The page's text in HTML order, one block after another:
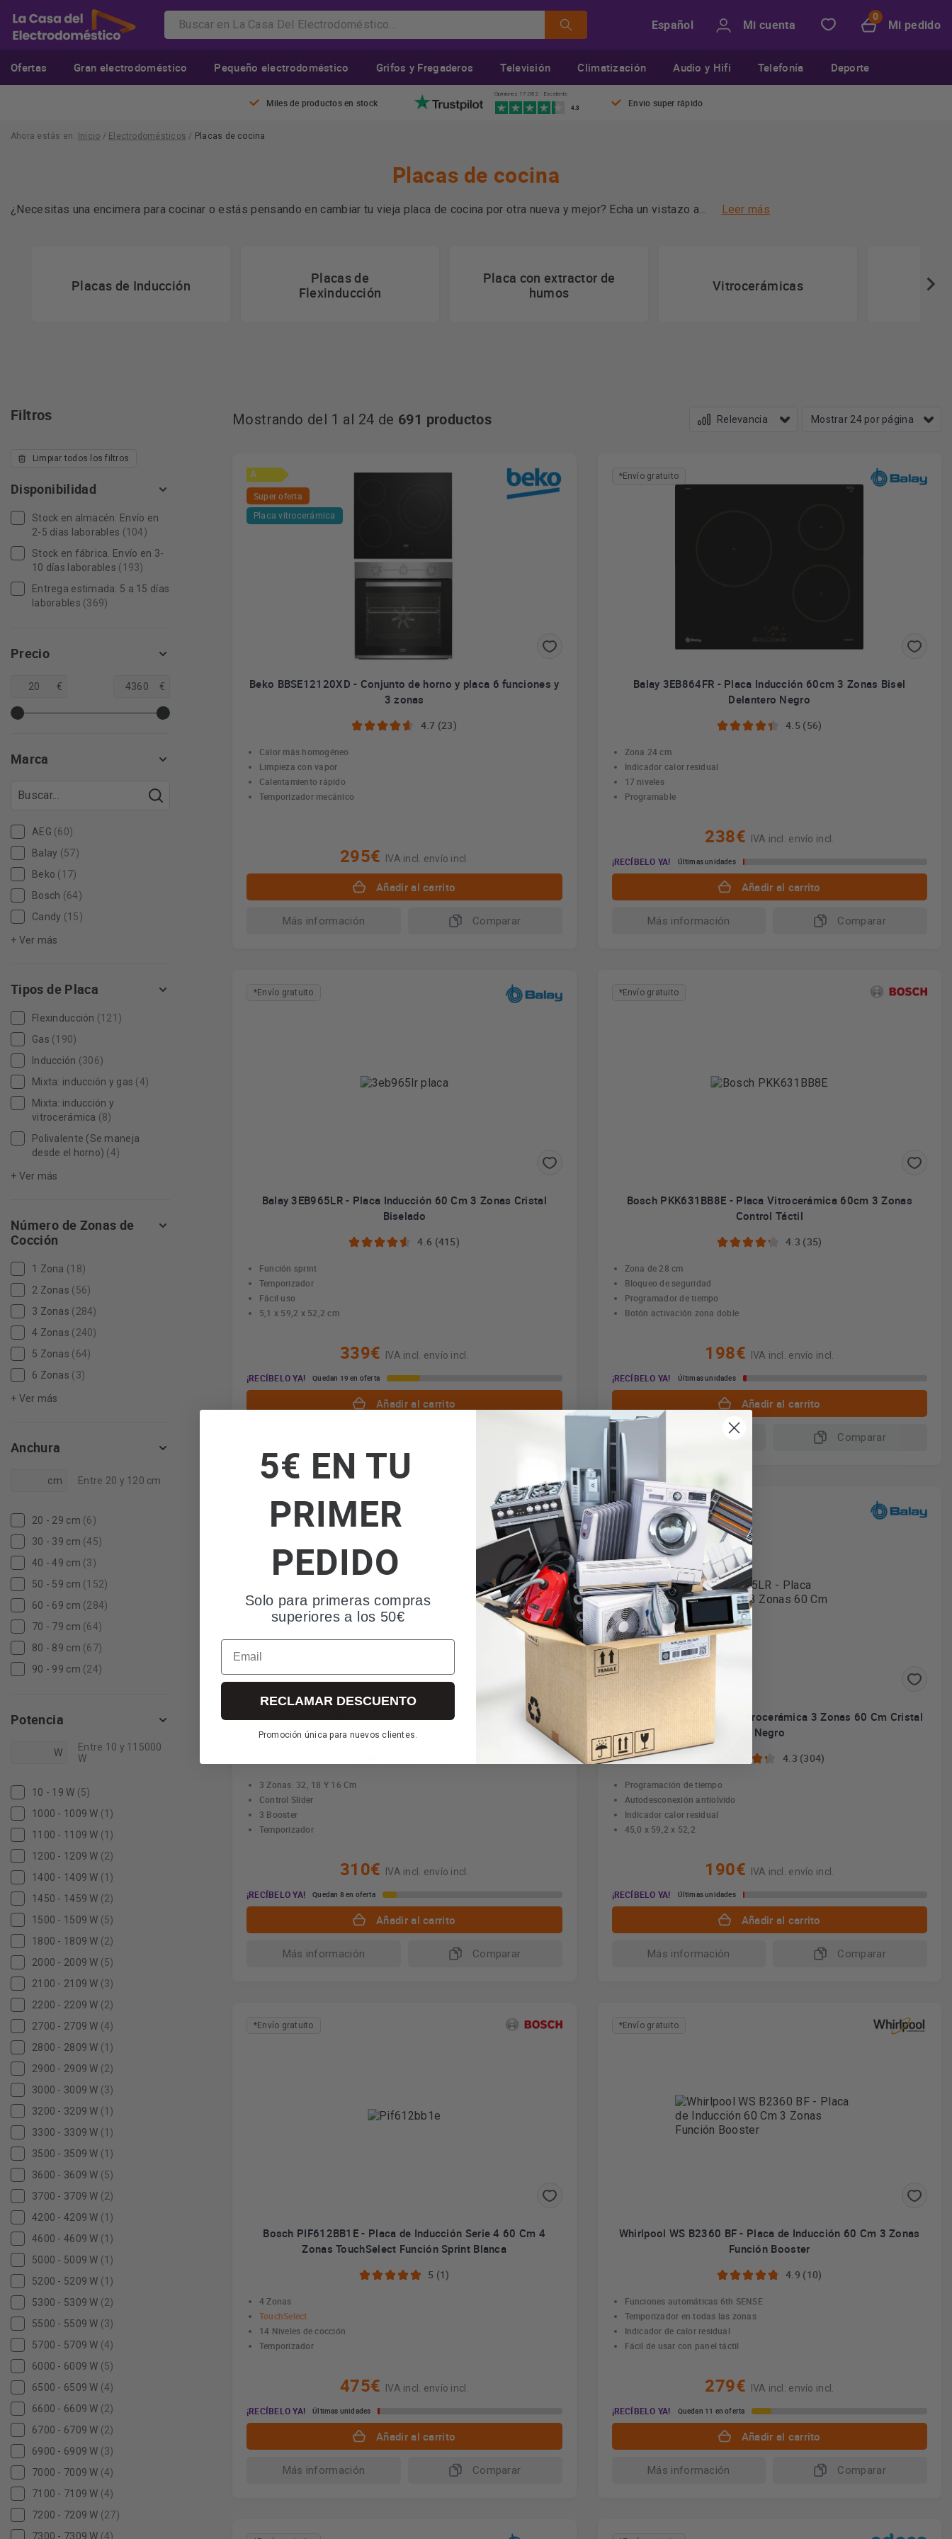
Español Mi cuenta Mi pedido
Ofertas Gran electrodoméstico Pequeño electrodoméstico Grifos y Fregaderos Televisión Climatización Audio y Hifi Telefonía Deporte
Miles de productos en stock
Opiniones 17.082 · Excelente
4.3 Envio super rápido
Ahora estás en: Inicio / Electrodomésticos / Placas de cocina
Placas de cocina
¿Necesitas una encimera para cocinar o estás pensando en cambiar tu vieja placa de cocina por otra nueva y mejor? Echa un vistazo a
Más información
Leer más
Placas de Inducción
Placas de
Flexinducción
Placa con extractor de
humos
Vitrocerámicas
Filtros
Limpiar todos los filtros
Disponibilidad
Stock en almacén. Envío en
2-5 días laborables (104)
Stock en fábrica. Envío en 3-
10 días laborables (193)
Entrega estimada: 5 a 15 días
laborables (369)
Precio
€ €
Marca
AEG (60)
Balay (57)
Beko (17)
Bosch (64)
Candy (15)
+ Ver más
Tipos de Placa
Flexinducción (121)
Gas (190)
Inducción (306)
Mixta: inducción y gas (4)
Mixta: inducción y
vitrocerámica (8)
Polivalente (Se maneja
desde el horno) (4)
+ Ver más
Número de Zonas de
Cocción
1 Zona (18)
2 Zonas (56)
3 Zonas (284)
4 Zonas (240)
5 Zonas (64)
6 Zonas (3)
+ Ver más
Anchura
cm Entre 20 y 120 cm
20 - 29 cm (6)
30 - 39 cm (45)
40 - 49 cm (3)
50 - 59 cm (152)
60 - 69 cm (284)
70 - 79 cm (64)
80 - 89 cm (67)
90 - 99 cm (24)
Potencia
W
Entre 10 y 115000
W
10 - 19 W (5)
1000 - 1009 W (1)
1100 - 1109 W (1)
1200 - 1209 W (2)
1400 - 1409 W (1)
1450 - 1459 W (2)
1500 - 1509 W (5)
1800 - 1809 W (2)
2000 - 2009 W (5)
2100 - 2109 W (3)
2200 - 2209 W (2)
2700 - 2709 W (4)
2800 - 2809 W (1)
2900 - 2909 W (2)
3000 - 3009 W (3)
3200 - 3209 W (1)
3300 - 3309 W (1)
3500 - 3509 W (1)
3600 - 3609 W (5)
3700 - 3709 W (2)
4200 - 4209 W (1)
4600 - 4609 W (1)
5000 - 5009 W (1)
5200 - 5209 W (1)
5300 - 5309 W (2)
5500 - 5509 W (3)
5700 - 5709 W (4)
6000 - 6009 W (5)
6500 - 6509 W (4)
6600 - 6609 W (2)
6700 - 6709 W (2)
6900 - 6909 W (3)
7000 - 7009 W (4)
7100 - 7109 W (4)
7200 - 7209 W (27)
7300 - 7309 W (4)
Mostrando del 1 al 24 de 691 productos
A
Super oferta
Placa vitrocerámica
Beko BBSE12120XD - Conjunto de horno y placa 6 funciones y
3 zonas
4.7 (23)
Calor más homogéneo
Limpieza con vapor
Calentamiento rápido
Temporizador mecánico
295€ IVA incl. envío incl.
Añadir al carrito
Más información Comparar
*Envío gratuito
Balay 3EB864FR - Placa Inducción 60cm 3 Zonas Bisel
Delantero Negro
4.5 (56)
Zona 24 cm
Indicador calor residual
17 niveles
Programable
238€
IVA incl. envío incl.
¡RECÍBELO YA!
Últimas unidades
Añadir al carrito
Más información Comparar
*Envío gratuito
Balay 3EB965LR - Placa Inducción 60 Cm 3 Zonas Cristal
Biselado
4.6 (415)
Función sprint
Temporizador
Fácil uso
5,1 x 59,2 x 52,2 cm
339€
IVA incl. envío incl.
¡RECÍBELO YA!
Quedan 19 en oferta
Añadir al carrito
*Envío gratuito
Bosch PKK631BB8E - Placa Vitrocerámica 60cm 3 Zonas
Control Táctil
4.3 (35)
Zona de 28 cm
Bloqueo de seguridad
Programador de tiempo
Botón activación zona doble
198€
IVA incl. envío incl.
¡RECÍBELO YA!
Últimas unidades
Añadir al carrito
Más información Comparar
*Envío gratuito
Fagor 3IF-355BS - Placa Inducción 3 Zonas 60 Cm Zona
Gigante 32Cm Slider
3 Zonas: 32, 18 Y 16 Cm
Control Slider
3 Booster
Temporizador
310€
IVA incl. envío incl.
¡RECÍBELO YA!
Quedan 8 en oferta
Añadir al carrito
Más información Comparar
*Envío gratuito
Balay 3EB715LR - Placa Vitrocerámica 3 Zonas 60 Cm Cristal
Negro
4.3 (304)
Programación de tiempo
Autodesconexión antiolvido
Indicador calor residual
45,0 x 59,2 x 52,2
190€
IVA incl. envío incl.
¡RECÍBELO YA!
Últimas unidades
Añadir al carrito
Más información Comparar
*Envío gratuito
Bosch PIF612BB1E - Placa de Inducción Serie 4 60 Cm 4
Zonas TouchSelect Función Sprint Blanca
5 (1)
4 Zonas
TouchSelect
14 Niveles de cocción
Temporizador
475€
IVA incl. envío incl.
¡RECÍBELO YA!
Últimas unidades
Añadir al carrito
Más información Comparar
*Envío gratuito
Whirlpool WS B2360 BF - Placa de Inducción 60 Cm 3 Zonas
Función Booster
4.9 (10)
Funciones automáticas 6th SENSE
Temporizador en todas las zonas
Indicador de calor residual
Fácil de usar con panel táctil
279€
IVA incl. envío incl.
¡RECÍBELO YA!
Quedan 11 en oferta
Añadir al carrito
Más información Comparar
5€ EN TU
PRIMER
PEDIDO
Solo para primeras compras
superiores a los 50€
Email
RECLAMAR DESCUENTO
Promoción única para nuevos clientes.